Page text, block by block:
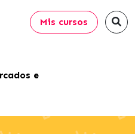
Mis cursos
e